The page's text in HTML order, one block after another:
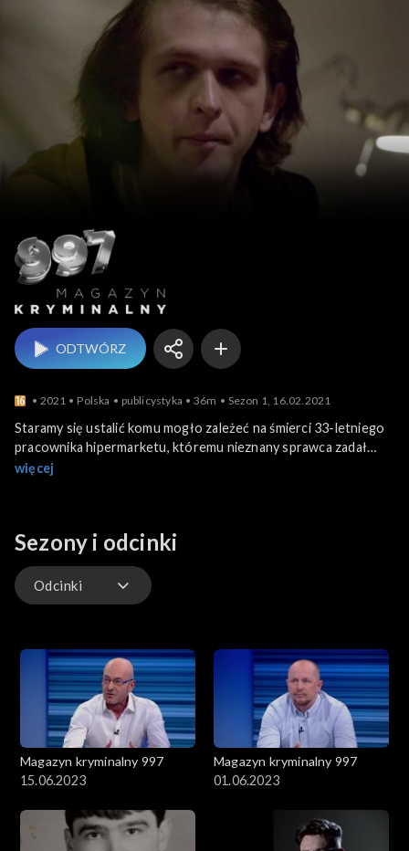
Magazyn kryminalny
ODTWÓRZ
2021 Polska publicystyka 36m Sezon 1, 16.02.2021
Staramy się ustalić komu mogło zależeć na śmierci 33-letniego
pracownika hipermarketu, któremu nieznany sprawca zadał
śmiertelny cios nożem w klatkę piersiową.
kto za nimi stoi.
więcej
Sezony i odcinki
Odcinki
Magazyn kryminalny 997
15.06.2023
Magazyn kryminalny 997
01.06.2023